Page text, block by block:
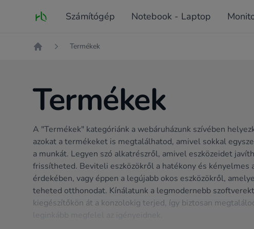
Fő oldal Számítógép Notebook - Laptop
Termékek
Termékek
A "Termékek" kategóriánk a webáruházunk szívében
azokat a termékeket is megtalálhatod, amivel sokkal
a munkát. Legyen szó alkatrészről, amivel eszközeidet
frissítheted. Beviteli eszközökről a hatékony és kényelmes
érdekében, vagy éppen a legújabb okos eszközökről,
teheted otthonodat. Kínálatunk a legmodernebb
kiegészítőkön át a konzolokig terjed, így biztosan